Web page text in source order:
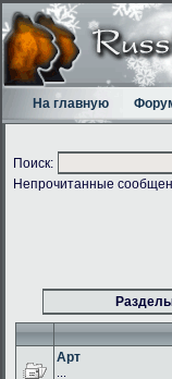
На главную
Поиск:
Непрочитанные
Арт